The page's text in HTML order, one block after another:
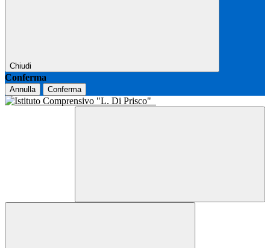
Chiudi
Conferma
Annulla Conferma